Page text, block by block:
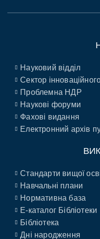
Науковий відділ
Сектор
Проблемна НДР
Наукові форуми
Фахові видання
Електронний архів
Стандарти вищої
Навчальні плани
Нормативна база
E-каталог Бібліотеки
Бібліотека
Дні народження